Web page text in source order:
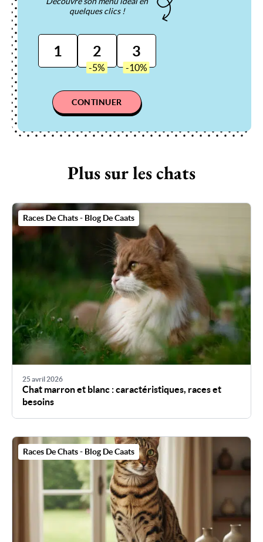
quelques clics !
1 2 3
CONTINUER
Plus sur les chats
Races De Chats - Blog De Caats
25 avril 2026
Chat marron et blanc : caractéristiques, races et
besoins
Races De Chats - Blog De Caats